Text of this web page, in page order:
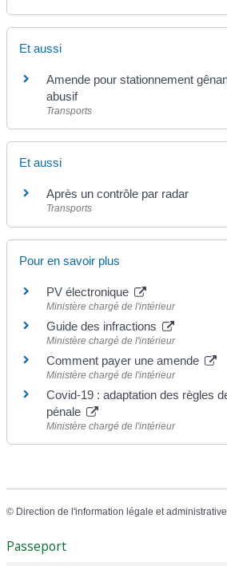
Et aussi
Amende pour stationnement
abusif
Transports
Et aussi
Après un contrôle par radar
Transports
Pour en savoir plus
PV électronique
Ministère chargé de l'intérieur
Guide des infractions
Ministère chargé de l'intérieur
Comment payer une amende
Ministère chargé de l'intérieur
Covid-19 : adaptation des règles
pénale
Ministère chargé de l'intérieur
© Direction de l'information légale et administrative
Passeport